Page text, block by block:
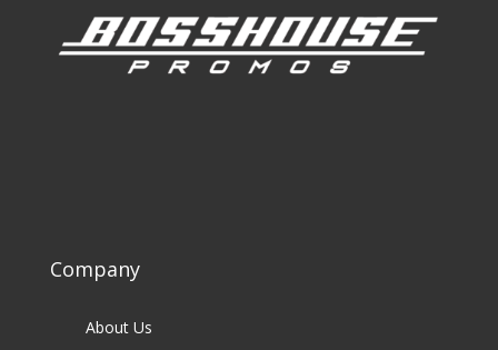
Company
About Us